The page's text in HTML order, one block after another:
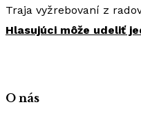
Traja vyžrebovaní z
Hlasujúci môže udeliť
O nás